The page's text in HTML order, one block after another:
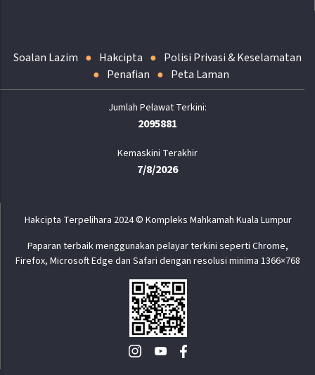
Soalan Lazim Hakcipta
Polisi Privasi & Keselamatan
Penafian
Peta Laman
2095881
Kemaskini Terakhir
7/8/2026
Hakcipta Terpelihara 2024 © Kompleks Mahkamah Kuala Lumpur
Paparan terbaik menggunakan pelayar terkini seperti Chrome,
Firefox, Microsoft Edge dan Safari dengan resolusi minima 1366×768